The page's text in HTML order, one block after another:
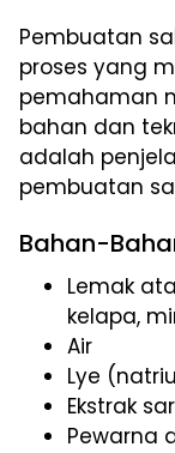
Pembuatan
proses yang
pemahaman
bahan dan
adalah
pembuatan
Bahan-
Lemak
kelapa,
Air
Lye
Ekstrak
Pewarna